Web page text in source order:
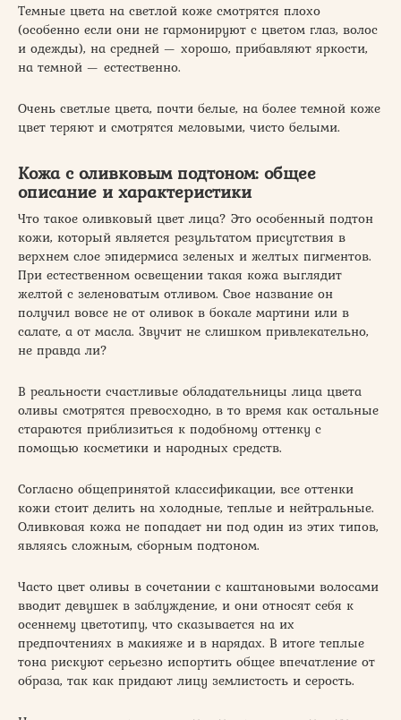
Темные цвета на светлой коже смотрятся плохо
(особенно если они не гармонируют с цветом глаз, волос
и одежды), на средней — хорошо, прибавляют яркости,
на темной — естественно.
Очень светлые цвета, почти белые, на более темной коже
цвет теряют и смотрятся меловыми, чисто белыми.
Кожа с оливковым подтоном: общее
описание и характеристики
Что такое оливковый цвет лица? Это особенный подтон
кожи, который является результатом присутствия в
верхнем слое эпидермиса зеленых и желтых пигментов.
При естественном освещении такая кожа выглядит
желтой с зеленоватым отливом. Свое название он
получил вовсе не от оливок в бокале мартини или в
салате, а от масла. Звучит не слишком привлекательно,
не правда ли?
В реальности счастливые обладательницы лица цвета
оливы смотрятся превосходно, в то время как остальные
стараются приблизиться к подобному оттенку с
помощью косметики и народных средств.
Согласно общепринятой классификации, все оттенки
кожи стоит делить на холодные, теплые и нейтральные.
Оливковая кожа не попадает ни под один из этих типов,
являясь сложным, сборным подтоном.
Часто цвет оливы в сочетании с каштановыми волосами
вводит девушек в заблуждение, и они относят себя к
осеннему цветотипу, что сказывается на их
предпочтениях в макияже и в нарядах. В итоге теплые
тона рискуют серьезно испортить общее впечатление от
образа, так как придают лицу землистость и серость.